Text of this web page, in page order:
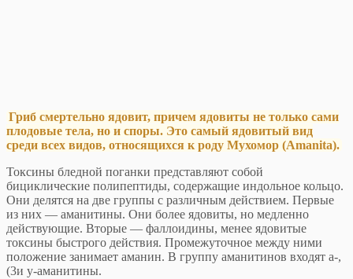
Гриб смертельно ядовит, причем ядовиты не только сами
плодовые тела, но и споры. Это самый ядовитый вид
среди всех видов, относящихся к роду Мухомор (Amanita).
Токсины бледной поганки представляют собой
бициклические полипептиды, содержащие индольное кольцо.
Они делятся на две группы с различным действием. Первые
из них — аманитины. Они более ядовиты, но медленно
действующие. Вторые — фаллоидины, менее ядовитые
токсины быстрого действия. Промежуточное между ними
положение занимает аманин. В группу аманитинов входят а-,
(3и у-аманитины.